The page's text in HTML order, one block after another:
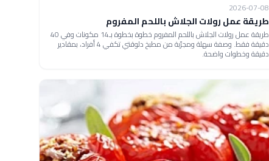
2026-07-08
طريقة عمل رولات الجلاش باللحم المفروم
طريقة عمل رولات الجلاش باللحم المفروم خطوة بخطوة بـ14 مكونات وفي 40
دقيقة فقط. وصفة سهلة ومجرّبة من مطبخ دلوقتي تكفي 4 أفراد، بمقادير
دقيقة وخطوات واضحة.